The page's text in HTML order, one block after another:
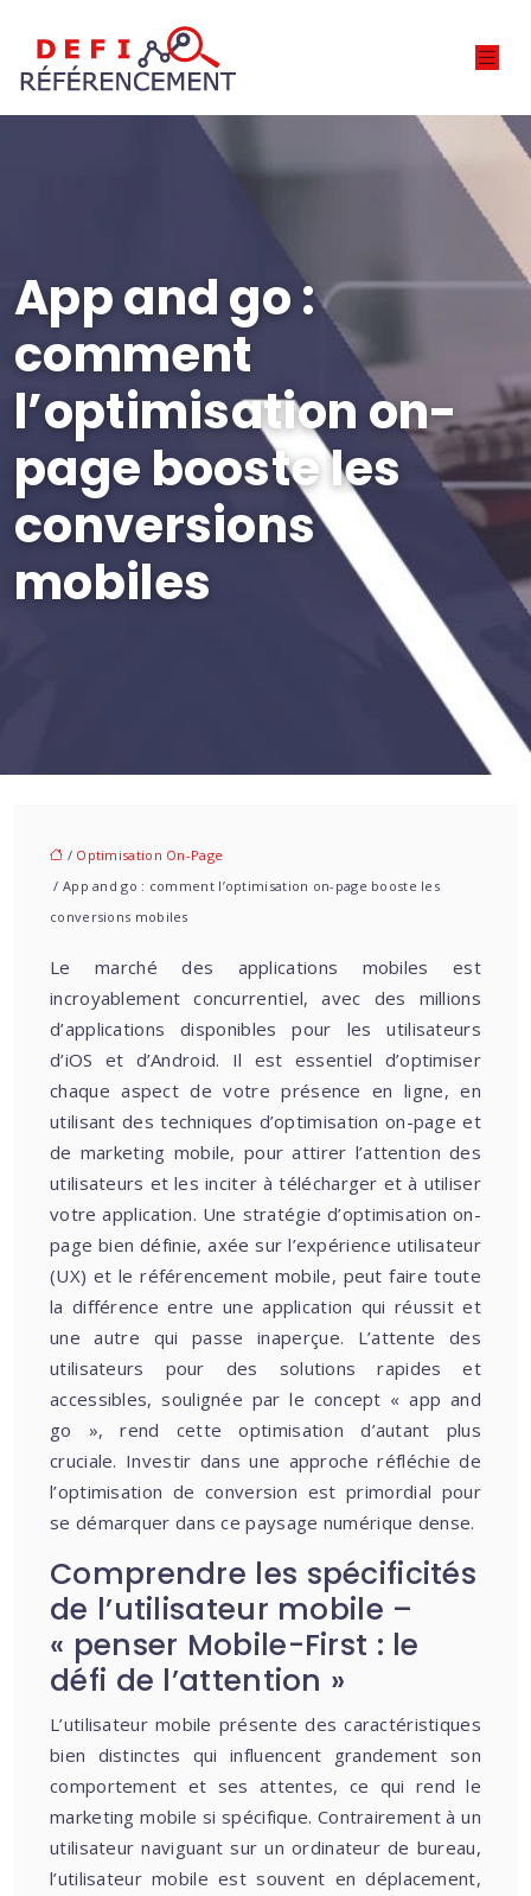
App and go :
comment
l’optimisation on-
page booste les
conversions
mobiles
/ Optimisation On-Page
/ App and go : comment l’optimisation on-page booste les
conversions mobiles
Le marché des applications mobiles est
incroyablement concurrentiel, avec des millions
d’applications disponibles pour les utilisateurs
d’iOS et d’Android. Il est essentiel d’optimiser
chaque aspect de votre présence en ligne, en
utilisant des techniques d’optimisation on-page et
de marketing mobile, pour attirer l’attention des
utilisateurs et les inciter à télécharger et à utiliser
votre application. Une stratégie d’optimisation on-
page bien définie, axée sur l’expérience utilisateur
(UX) et le référencement mobile, peut faire toute
la différence entre une application qui réussit et
une autre qui passe inaperçue. L’attente des
utilisateurs pour des solutions rapides et
accessibles, soulignée par le concept « app and
go », rend cette optimisation d’autant plus
cruciale. Investir dans une approche réfléchie de
l’optimisation de conversion est primordial pour
se démarquer dans ce paysage numérique dense.
Comprendre les spécificités
de l’utilisateur mobile –
« penser Mobile-First : le
défi de l’attention »
L’utilisateur mobile présente des caractéristiques
bien distinctes qui influencent grandement son
comportement et ses attentes, ce qui rend le
marketing mobile si spécifique. Contrairement à un
utilisateur naviguant sur un ordinateur de bureau,
l’utilisateur mobile est souvent en déplacement,